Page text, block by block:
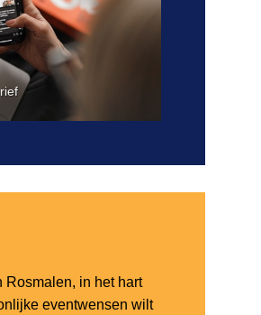
Rosmalen, in het hart
eventwensen wilt